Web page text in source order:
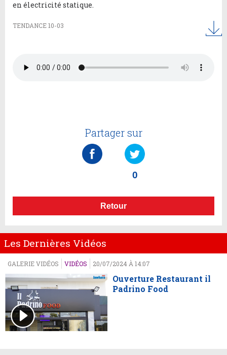
en électricité statique.
TENDANCE 10-03
Partager sur
0
Retour
Les Dernières Vidéos
GALERIE VIDÉOS VIDÉOS 20/07/2024 À 14:07
Ouverture Restaurant il
Padrino Food